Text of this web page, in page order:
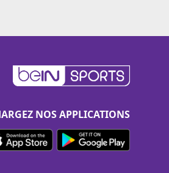
NOS APPLICATIONS